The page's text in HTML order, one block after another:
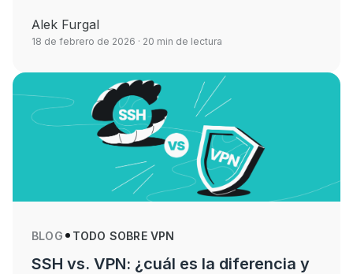
Alek Furgal
18 de febrero de 2026 · 20 min de lectura
BLOG TODO SOBRE VPN
SSH vs. VPN: ¿cuál es la diferencia y